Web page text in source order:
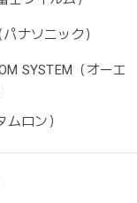
ナソニック）
SYSTEM（オーエ
ムロン）